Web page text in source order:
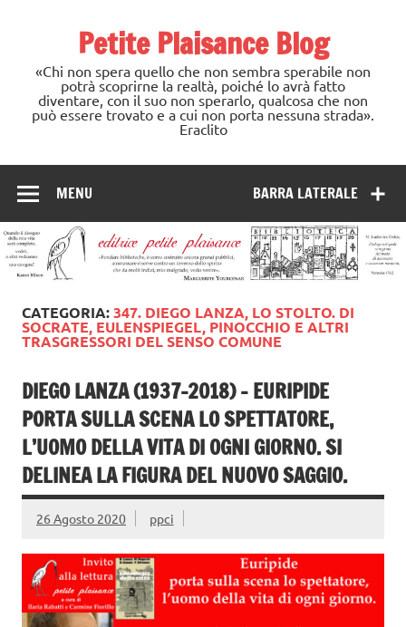
Petite Plaisance Blog
«Chi non spera quello che non sembra sperabile non
potrà scoprirne la realtà, poiché lo avrà fatto
diventare, con il suo non sperarlo, qualcosa che non
può essere trovato e a cui non porta nessuna strada».
Eraclito
BARRA LATERALE
MENU
CATEGORIA:347. DIEGO LANZA, LO STOLTO. DI
SOCRATE, EULENSPIEGEL, PINOCCHIO E ALTRI
TRASGRESSORI DEL SENSO COMUNE
DIEGO LANZA (1937-2018) – EURIPIDE
PORTA SULLA SCENA LO SPETTATORE,
L’UOMO DELLA VITA DI OGNI GIORNO. SI
DELINEA LA FIGURA DEL NUOVO SAGGIO.
26 Agosto 2020 ppci